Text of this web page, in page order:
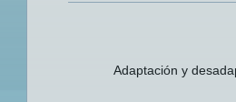
Adaptación y